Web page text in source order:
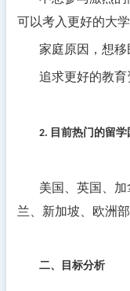
可以考入更好的大学
家庭原因，想移
追求更好的教育
2. 目前热门的留学
美国、英国、
兰、新加坡、欧洲部
二、目标分析